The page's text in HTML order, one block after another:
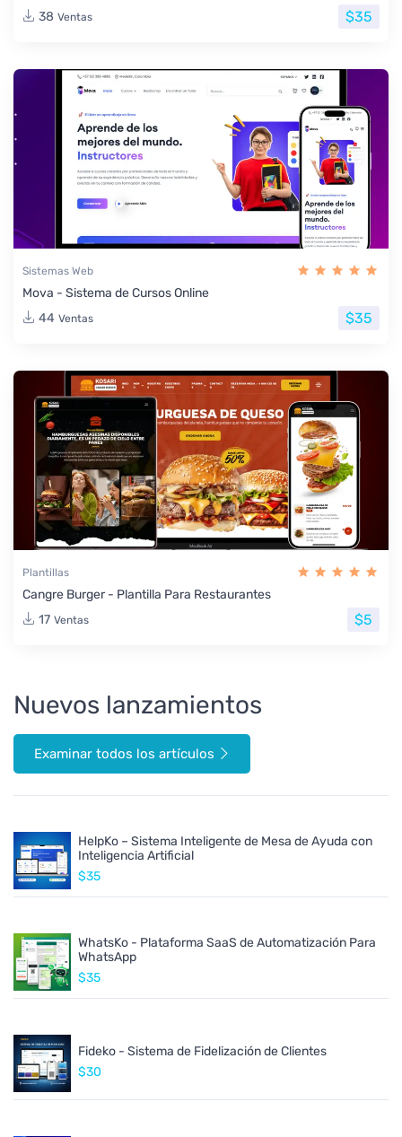
38 Ventas $35
Sistemas Web
Mova - Sistema de Cursos Online
44 Ventas $35
Plantillas
Cangre Burger - Plantilla Para Restaurantes
17 Ventas $5
Nuevos lanzamientos
Examinar todos los artículos
HelpKo – Sistema Inteligente de Mesa de Ayuda con
Inteligencia Artificial
$35
WhatsKo - Plataforma SaaS de Automatización Para
WhatsApp
$35
Fideko - Sistema de Fidelización de Clientes
$30